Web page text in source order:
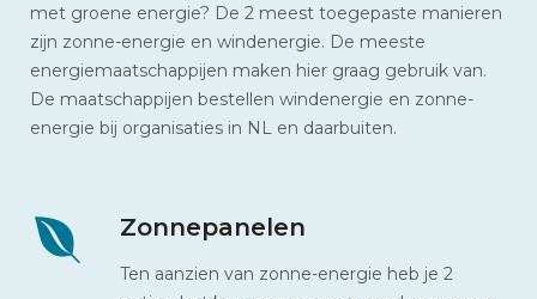
met groene energie? De 2 meest toegepaste manieren
zijn zonne-energie en windenergie. De meeste
energiemaatschappijen maken hier graag gebruik van.
De maatschappijen bestellen windenergie en zonne-
energie bij organisaties in NL en daarbuiten.
Zonnepanelen
Ten aanzien van zonne-energie heb je 2